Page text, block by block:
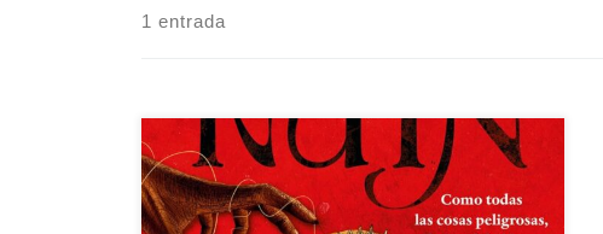
1 entrada
Eternal ruin es la segunda entrega de la saga Immortal
dark de Tigest Girma, publicada por Alfaguara. Los
libros son pequeños escaparates a civilizaciones, pues